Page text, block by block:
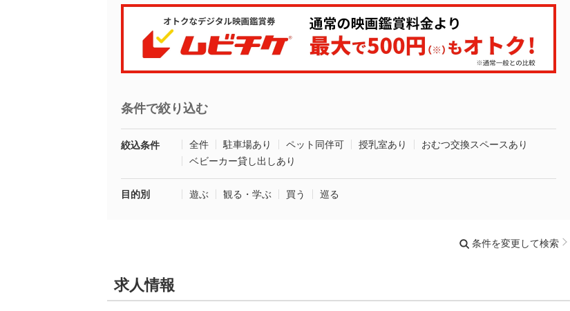
条件で絞り込む
絞込条件 全件 駐車場あり ペット同伴可 授乳室あり
おむつ交換スペースあり
ベビーカー貸し出しあり
目的別 遊ぶ 観る・学ぶ 買う 巡る
条件を変更して検索
求人情報